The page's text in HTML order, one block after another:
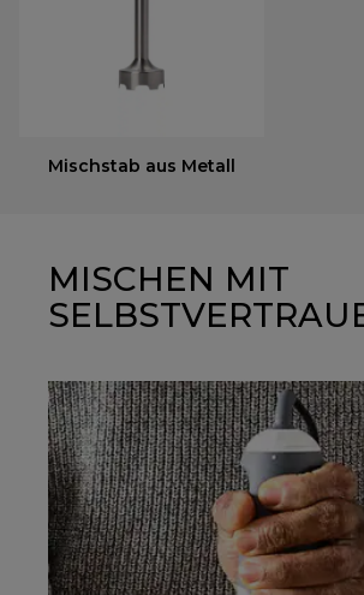
Mischstab aus Metall
MISCHEN MIT